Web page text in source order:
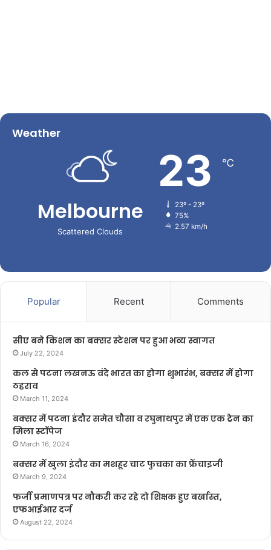
Weather
Melbourne
Scattered Clouds
23 ℃
23º - 23º
75%
2.57 km/h
Popular Recent Comments
सीए बने किशन का बक्सर स्टेशन पर हुआ भव्य स्वागत
July 22, 2024
कल से पटना लखनऊ वंदे भारत का होगा शुभारंभ, बक्सर में होगा
ठहराव
March 11, 2024
बक्सर में पटना इंदौर समेत चौसा व रघुनाथपुर में एक एक ट्रेन का
मिला स्टॉपेज
March 16, 2024
बक्सर में खुला इंदौर का मशहूर चाट फुचका का फ्रेंचाइजी
March 9, 2024
फर्जी प्रमाणपत्र पर नौकरी कर रहे दो शिक्षक हुए बर्खास्त,
एफआईआर दर्ज
August 22, 2024